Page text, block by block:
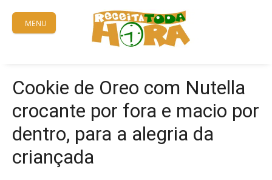
content
MENU
Cookie de Oreo com Nutella
crocante por fora e macio por
dentro, para a alegria da
criançada